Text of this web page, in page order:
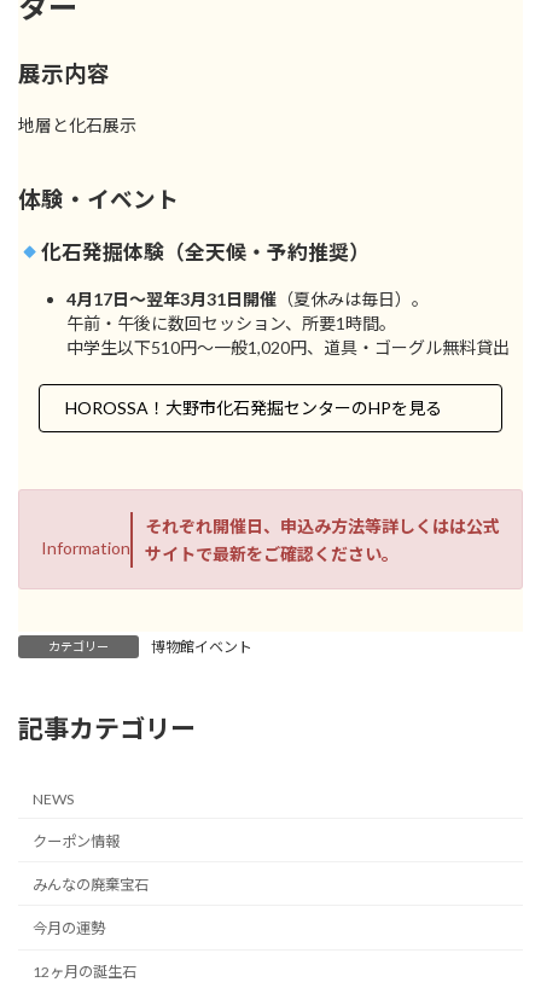
展示内容
地層と化石展示
体験・イベント
化石発掘体験（全天候・予約推奨）
4月17日〜翌年3月31日開催 （夏休みは毎日）。
午前・午後に数回セッション、所要1時間。
中学生以下510円〜一般1,020円、道具・ゴーグル無料貸出
HOROSSA！大野市化石発掘センターのHPを見る
Information
それぞれ開催日、申込み方法等詳しくはは公式
サイトで最新をご確認ください。
カテゴリー 博物館イベント
記事カテゴリー
NEWS
クーポン情報
みんなの廃棄宝石
今月の運勢
12ヶ月の誕生石